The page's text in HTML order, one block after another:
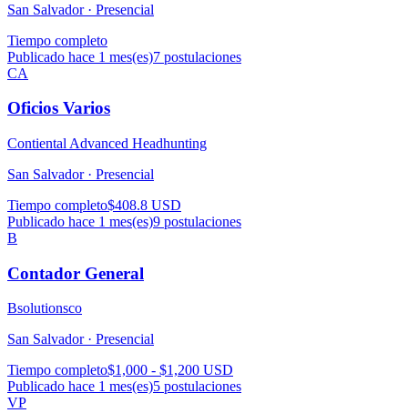
San Salvador · Presencial
Tiempo completo
Publicado hace 1 mes(es)7 postulaciones
CA
Oficios Varios
Contiental Advanced Headhunting
San Salvador · Presencial
Tiempo completo$408.8 USD
Publicado hace 1 mes(es)9 postulaciones
B
Contador General
Bsolutionsco
San Salvador · Presencial
Tiempo completo$1,000 - $1,200 USD
Publicado hace 1 mes(es)5 postulaciones
VP